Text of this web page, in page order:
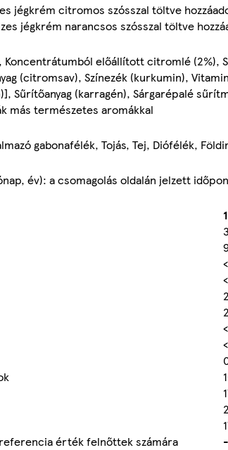
jégkrém citromos szósszal töltve
jégkrém narancsos szósszal töltve
Koncentrátumból előállított citromlé
(citromsav), Színezék (kurkumin),
Sűrítőanyag (karragén), Sárgarépalé
más természetes aromákkal
gabonafélék, Tojás, Tej, Diófélék,
év): a csomagolás oldalán jelzett
referencia érték felnőttek számára
-